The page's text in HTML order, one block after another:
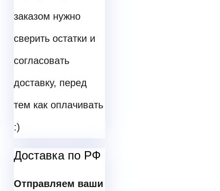
заказом нужно
сверить остатки и
согласовать
доставку, перед
тем как оплачивать
:)
Доставка по РФ
Отправляем ваши